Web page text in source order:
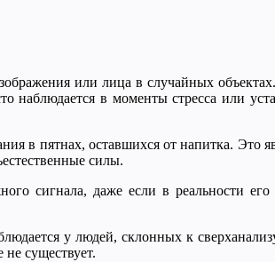
или лица в случайных
в моменты стресса или
в пятнах, оставшихся от напитка. Это
силы.
сигнала, даже если в реальности его
у людей, склонных к
существует.